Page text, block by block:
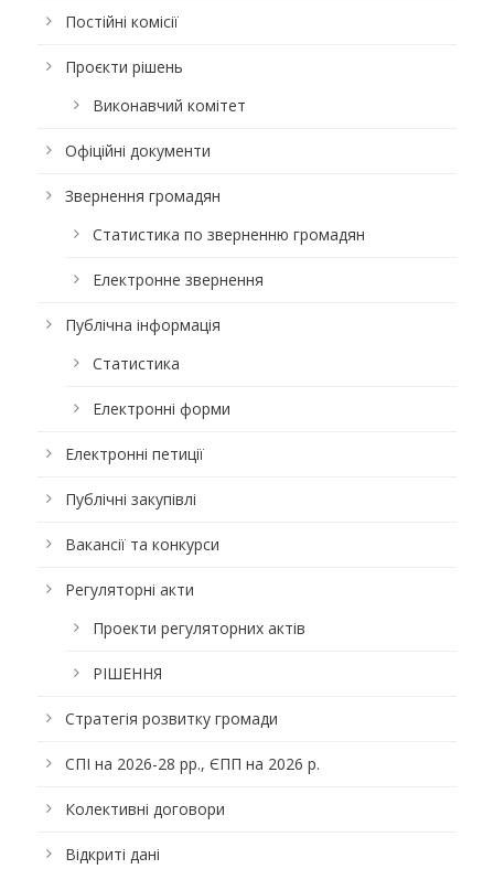
Постійні комісії
Проєкти рішень
Виконавчий комітет
Офіційні документи
Звернення громадян
Статистика по зверненню громадян
Електронне звернення
Публічна інформація
Статистика
Електронні форми
Електронні петиції
Публічні закупівлі
Вакансії та конкурси
Регуляторні акти
Проекти регуляторних актів
РІШЕННЯ
Стратегія розвитку громади
СПІ на 2026-28 рр., ЄПП на 2026 р.
Колективні договори
Відкриті дані